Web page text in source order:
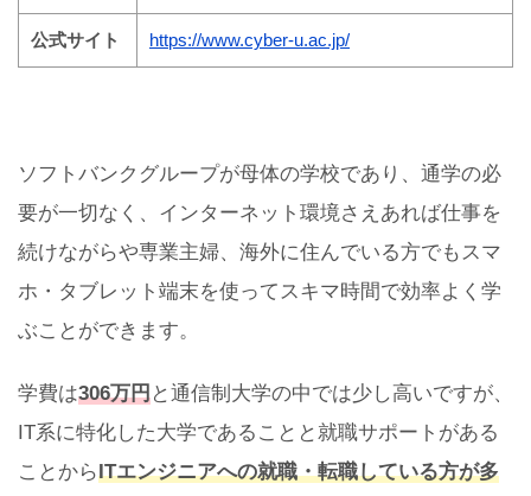
公式サイト https://www.cyber-u.ac.jp/
ソフトバンクグループが母体の学校であり、通学の必
要が一切なく、インターネット環境さえあれば仕事を
続けながらや専業主婦、海外に住んでいる方でもスマ
ホ・タブレット端末を使ってスキマ時間で効率よく学
ぶことができます。
学費は306万円と通信制大学の中では少し高いですが、
IT系に特化した大学であることと就職サポートがある
ことからITエンジニアへの就職・転職している方が多